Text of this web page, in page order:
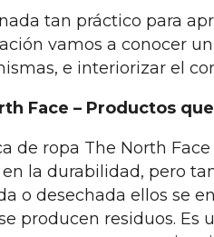
tan práctico para
vamos a conocer
e interiorizar el
Face – Productos
de ropa The North
en la durabilidad, pero
o desechada ellos se
producen residuos. Es